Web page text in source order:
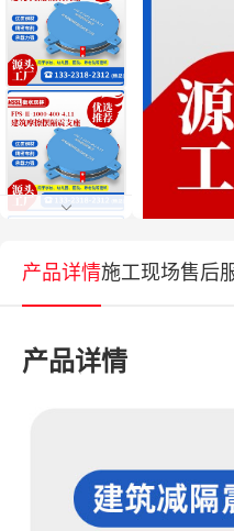
产品详情施工现场售后
产品详情